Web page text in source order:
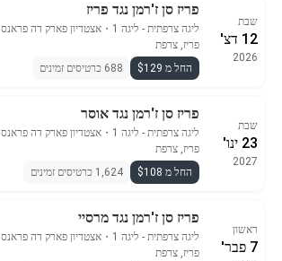
שבת
12 דצ'
2026
פריז סן ז'רמן נגד פריז
ליגה צרפתית - ליגה 1 ・ אצטדיון פארק דה פראנס
פריז, צרפת
החל מ $129
688 כרטיסים זמינים
שבת
23 ינו'
2027
פריז סן ז'רמן נגד אוסר
ליגה צרפתית - ליגה 1 ・ אצטדיון פארק דה פראנס
פריז, צרפת
החל מ $108
1,624 כרטיסים זמינים
ראשון
7 פבר'
פריז סן ז'רמן נגד מרסיי
ליגה צרפתית - ליגה 1 ・ אצטדיון פארק דה פראנס
פריז, צרפת